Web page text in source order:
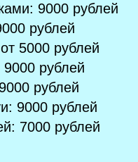
9000 рублей
рублей
5000 рублей
рублей
рублей
9000 рублей
7000 рублей